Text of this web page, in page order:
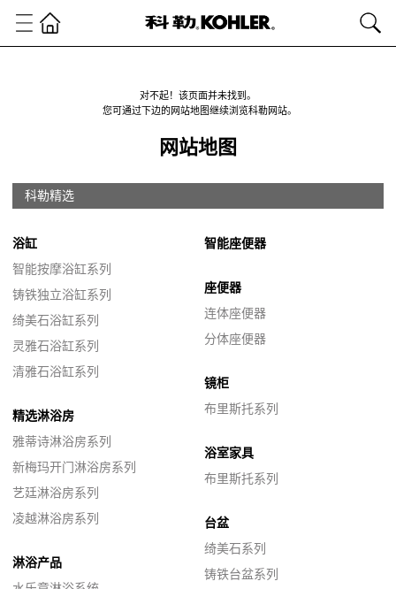
对不起！该页面并未找到。
您可通过下边的网站地图继续浏览科勒网站。
网站地图
科勒精选
浴缸
智能按摩浴缸系列
铸铁独立浴缸系列
绮美石浴缸系列
灵雅石浴缸系列
清雅石浴缸系列
精选淋浴房
雅蒂诗淋浴房系列
新梅玛开门淋浴房系列
艺廷淋浴房系列
凌越淋浴房系列
淋浴产品
智能座便器
座便器
连体座便器
分体座便器
镜柜
布里斯托系列
浴室家具
布里斯托系列
台盆
绮美石系列
铸铁台盆系列